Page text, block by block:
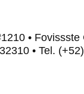
•
• Tel.